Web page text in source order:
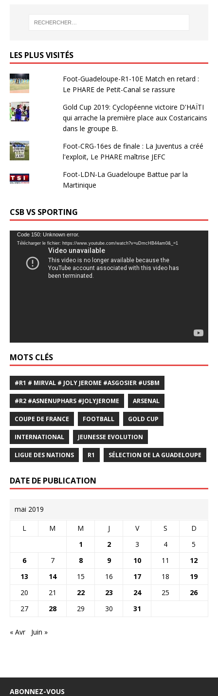
LES PLUS VISITÉS
Foot-Guadeloupe-R1-10E Match en retard :
Le PHARE de Petit-Canal se rassure
Gold Cup 2019: Cyclopéenne victoire D'HAÏTI
qui arrache la première place aux Costaricains
dans le groupe B.
Foot-CRG-16es de finale : La Juventus a créé
l'exploit, Le PHARE maîtrise JEFC
Foot-LDN-La Guadeloupe Battue par la
Martinique
CSB VS SPORTING
Lecteur
vidéo
Code 150: Unknown error.
Télécharger le fichier: https://www.youtube.com/watch?v=uDmcHB44am0&_=1
MOTS CLÉS
#R1 # MIRVAL # JOLY JEROME #ASGOSIER #USBM
#R2 #ASNENUPHARS #JOLYJEROME ARSENAL
COUPE DE FRANCE FOOTBALL GOLD CUP
INTERNATIONAL JEUNESSE EVOLUTION
LIGUE DES NATIONS R1 SÉLECTION DE LA GUADELOUPE
DATE DE PUBLICATION
mai 2019
L M M J V S
D
1
2 3 4
5
6
7 8 9 10 11
12
13
14 15 16 17 18
19
20
21 22 23 24 25
26
27
28 29 30 31
« Avr Juin »
ABONNEZ-VOUS